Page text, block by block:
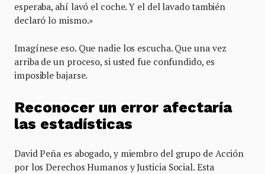
esperaba, ahí lavó el coche. Y el del lavado también
declaró lo mismo.»
Imagínese eso. Que nadie los escucha. Que una vez
arriba de un proceso, si usted fue confundido, es
imposible bajarse.
Reconocer un error afectaría
las estadísticas
David Peña es abogado, y miembro del grupo de Acción
por los Derechos Humanos y Justicia Social. Esta